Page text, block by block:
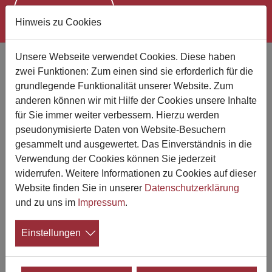
Bestattungsunternehmen finden
Suchen Sie jemand bestimmten?
Wo suchen Sie?
Suchen
Hinweis zu Cookies
Unsere Webseite verwendet Cookies. Diese haben
zwei Funktionen: Zum einen sind sie erforderlich für die
grundlegende Funktionalität unserer Website. Zum
anderen können wir mit Hilfe der Cookies unsere Inhalte
für Sie immer weiter verbessern. Hierzu werden
pseudonymisierte Daten von Website-Besuchern
gesammelt und ausgewertet. Das Einverständnis in die
Verwendung der Cookies können Sie jederzeit
widerrufen. Weitere Informationen zu Cookies auf dieser
Website finden Sie in unserer Datenschutzerklärung
und zu uns im Impressum.
Einstellungen